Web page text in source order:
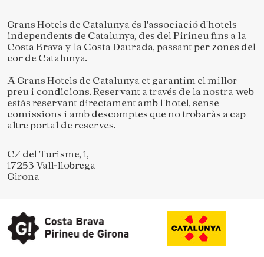
Grans Hotels de Catalunya és l'associació d'hotels
independents de Catalunya, des del Pirineu fins a la
Costa Brava y la Costa Daurada, passant per zones del
cor de Catalunya.
A Grans Hotels de Catalunya et garantim el millor
preu i condicions. Reservant a través de la nostra web
estàs reservant directament amb l'hotel, sense
comissions i amb descomptes que no trobaràs a cap
altre portal de reserves.
C/ del Turisme, 1,
17253 Vall-llobrega
Girona
Guardar configuració Acceptar totes